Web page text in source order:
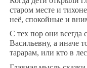
старом месте и
неё, спокойные и
С тех пор они
Васильевну, а иначе
тарарам, или кто в